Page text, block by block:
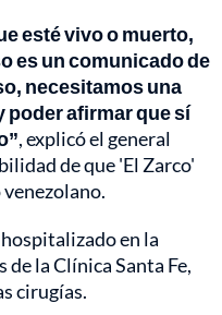
esté vivo o muerto,
es un comunicado de
necesitamos una
poder afirmar que sí
, explicó el general
de que 'El Zarco'
en la
la Clínica Santa Fe,
cirugías.